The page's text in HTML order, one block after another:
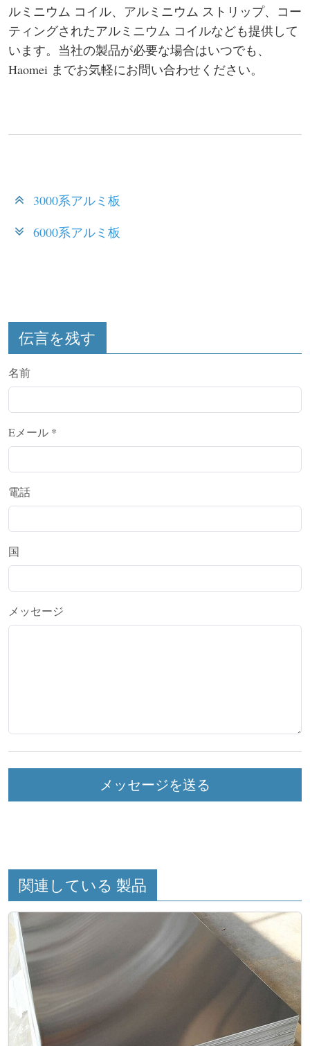
ルミニウム コイル、アルミニウム ストリップ、コー
ティングされたアルミニウム コイルなども提供して
います。当社の製品が必要な場合はいつでも、
Haomei までお気軽にお問い合わせください。
3000系アルミ板
6000系アルミ板
伝言を残す
名前
Eメール *
電話
国
メッセージ
メッセージを送る
関連している 製品